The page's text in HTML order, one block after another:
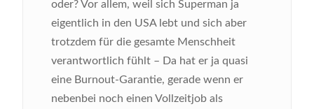
oder? Vor allem, weil sich Superman ja
eigentlich in den USA lebt und sich aber
trotzdem für die gesamte Menschheit
verantwortlich fühlt – Da hat er ja quasi
eine Burnout-Garantie, gerade wenn er
nebenbei noch einen Vollzeitjob als